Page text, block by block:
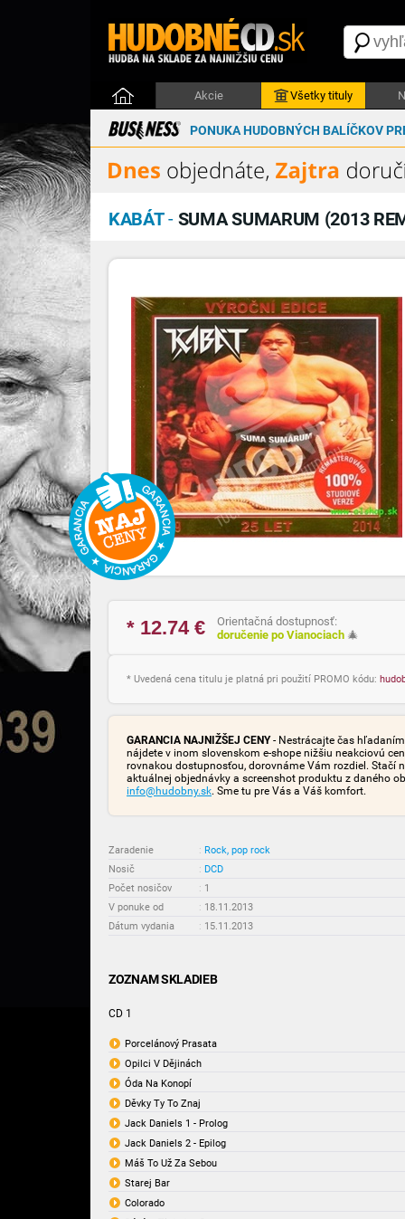
Akcie Všetky tituly
PONUKA HUDOBNÝCH BALÍČKOV
KABÁT- SUMA SUMARUM (2013
* 12.74€
Orientačná dostupnosť:
doručenie po Vianociach 🎄
* Uvedená cena titulu je platná pri použití PROMO kódu:
GARANCIA NAJNIŽŠEJ CENY- Nestrácajte čas
nájdete v inom slovenskom e-shope nižšiu neakciovú
rovnakou dostupnosťou, dorovnáme Vám rozdiel. Stačí
aktuálnej objednávky a screenshot produktu z daného
info@hudobny.sk. Sme tu pre Vás a Váš komfort.
Zaradenie : Rock, pop rock
Nosič
: DCD
Počet nosičov
: 1
V ponuke od
: 18.11.2013
Dátum vydania
: 15.11.2013
ZOZNAM SKLADIEB
CD 1
Porcelánový Prasata
Opilci V Dějinách
Óda Na Konopí
Děvky Ty To Znaj
Jack Daniels 1 - Prolog
Jack Daniels 2 - Epilog
Máš To Už Za Sebou
Starej Bar
Colorado